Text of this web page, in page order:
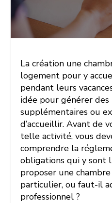
La création une
logement pour y
pendant leurs
idée pour générer des
supplémentaires ou
d’accueillir. Avant de
telle activité, vous
comprendre la
obligations qui y sont
proposer une
particulier, ou faut-il
professionnel ?